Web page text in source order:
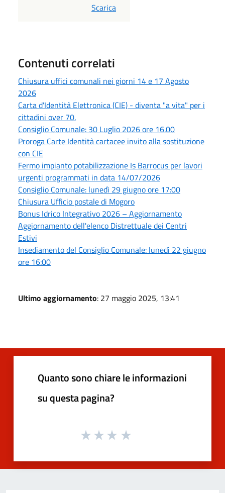
PDF
Scarica
Contenuti correlati
Chiusura uffici comunali nei giorni 14 e 17 Agosto
2026
Carta d'Identità Elettronica (CIE) - diventa "a vita" per i
cittadini over 70.
Consiglio Comunale: 30 Luglio 2026 ore 16.00
Proroga Carte Identità cartacee invito alla sostituzione
con CIE
Fermo impianto potabilizzazione Is Barrocus per lavori
urgenti programmati in data 14/07/2026
Consiglio Comunale: lunedì 29 giugno ore 17:00
Chiusura Ufficio postale di Mogoro
Bonus Idrico Integrativo 2026 – Aggiornamento
Aggiornamento dell'elenco Distrettuale dei Centri
Estivi
Insediamento del Consiglio Comunale: lunedì 22 giugno
ore 16:00
Ultimo aggiornamento: 27 maggio 2025, 13:41
Quanto sono chiare le informazioni
su questa pagina?